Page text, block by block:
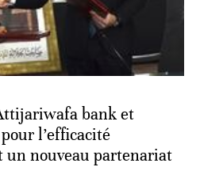
bank et
l’efficacité
un nouveau partenariat